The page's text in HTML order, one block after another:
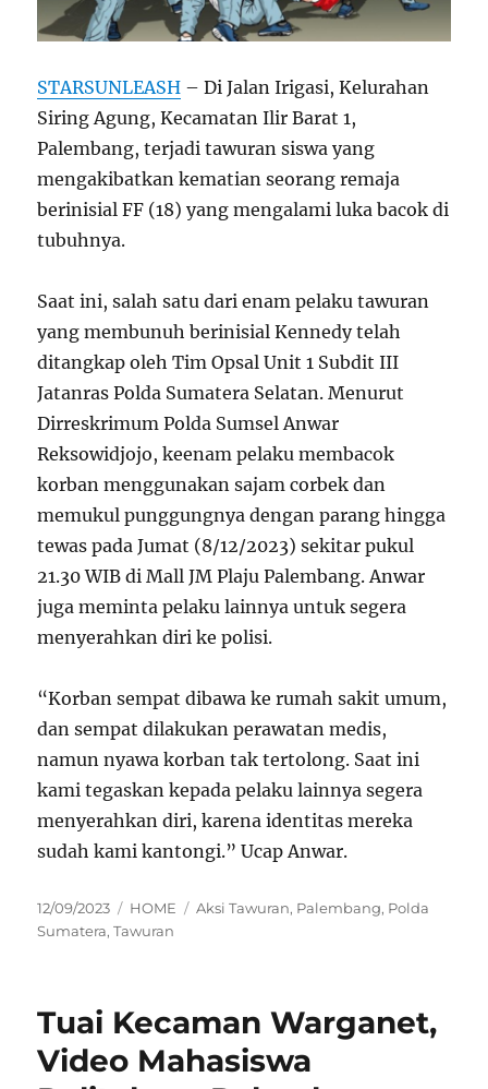
STARSUNLEASH – Di Jalan Irigasi, Kelurahan
Siring Agung, Kecamatan Ilir Barat 1,
Palembang, terjadi tawuran siswa yang
mengakibatkan kematian seorang remaja
berinisial FF (18) yang mengalami luka bacok di
tubuhnya.
Saat ini, salah satu dari enam pelaku tawuran
yang membunuh berinisial Kennedy telah
ditangkap oleh Tim Opsal Unit 1 Subdit III
Jatanras Polda Sumatera Selatan. Menurut
Dirreskrimum Polda Sumsel Anwar
Reksowidjojo, keenam pelaku membacok
korban menggunakan sajam corbek dan
memukul punggungnya dengan parang hingga
tewas pada Jumat (8/12/2023) sekitar pukul
21.30 WIB di Mall JM Plaju Palembang. Anwar
juga meminta pelaku lainnya untuk segera
menyerahkan diri ke polisi.
“Korban sempat dibawa ke rumah sakit umum,
dan sempat dilakukan perawatan medis,
namun nyawa korban tak tertolong. Saat ini
kami tegaskan kepada pelaku lainnya segera
menyerahkan diri, karena identitas mereka
sudah kami kantongi.” Ucap Anwar.
Posted
on
12/09/2023 Categories
HOME Tags
Aksi Tawuran, Palembang, Polda
Sumatera,Tawuran
Tuai Kecaman Warganet,
Video Mahasiswa